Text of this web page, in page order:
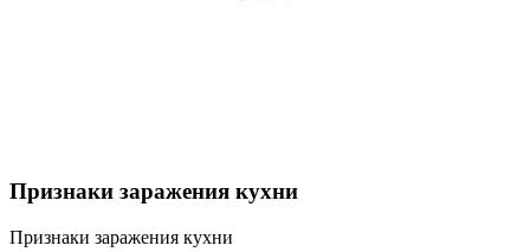
Признаки заражения кухни
Признаки заражения кухни